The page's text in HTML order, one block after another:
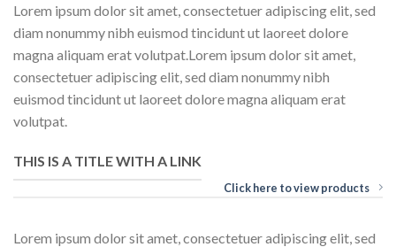
Lorem ipsum dolor sit amet, consectetuer adipiscing elit, sed
diam nonummy nibh euismod tincidunt ut laoreet dolore
magna aliquam erat volutpat.Lorem ipsum dolor sit amet,
consectetuer adipiscing elit, sed diam nonummy nibh
euismod tincidunt ut laoreet dolore magna aliquam erat
volutpat.
THIS IS A TITLE WITH A LINK
Click here to view products
Lorem ipsum dolor sit amet, consectetuer adipiscing elit, sed